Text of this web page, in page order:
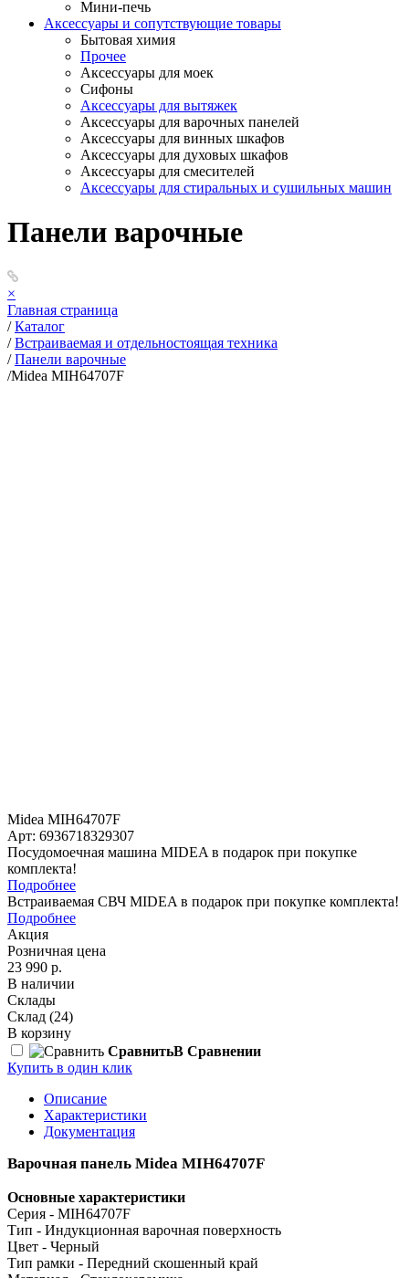
Мини-печь
Аксессуары и сопутствующие товары
Бытовая химия
Прочее
Аксессуары для моек
Сифоны
Аксессуары для вытяжек
Аксессуары для варочных панелей
Аксессуары для винных шкафов
Аксессуары для духовых шкафов
Аксессуары для смесителей
Аксессуары для стиральных и сушильных машин
Панели варочные
×
Главная страница
/ Каталог
/ Встраиваемая и отдельностоящая техника
/ Панели варочные
/Midea MIH64707F
Midea MIH64707F
Арт: 6936718329307
Посудомоечная машина MIDEA в подарок при покупке
комплекта!
Подробнее
Встраиваемая СВЧ MIDEA в подарок при покупке комплекта!
Подробнее
Акция
Розничная цена
23 990 р.
В наличии
Склады
Склад (24)
В корзину
СравнитьВ Сравнении
Купить в один клик
Описание
Характеристики
Документация
Варочная панель Midea MIH64707F
Основные характеристики
Серия - MIH64707F
Тип - Индукционная варочная поверхность
Цвет - Черный
Тип рамки - Передний скошенный край